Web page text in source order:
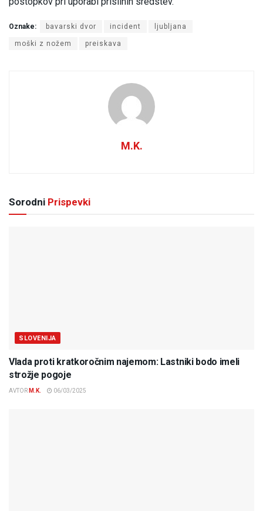
Oznake: bavarski dvor incident ljubljana
moški z nožem preiskava
M.K.
Sorodni Prispevki
SLOVENIJA
Vlada proti kratkoročnim najemom: Lastniki bodo imeli
strožje pogoje
AVTOR M.K. 06/03/2025